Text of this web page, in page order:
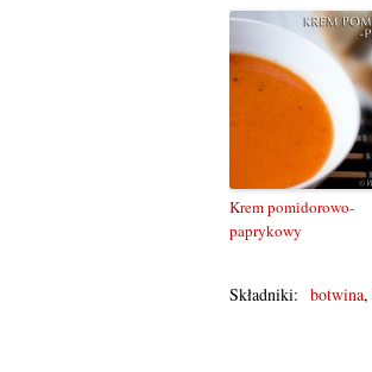
Krem pomidorowo-
paprykowy
Składniki: botwina,